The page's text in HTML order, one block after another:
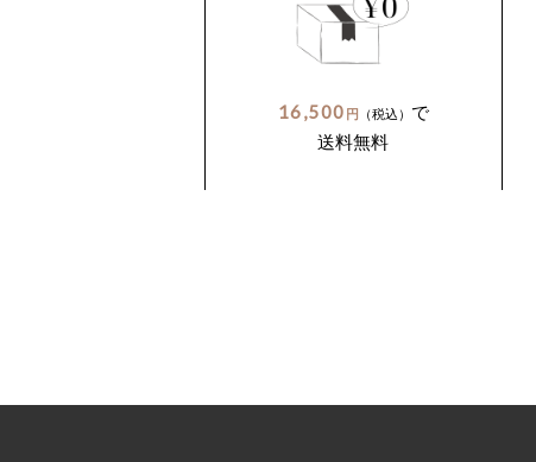
16,500 円 （税込） で
送料無料